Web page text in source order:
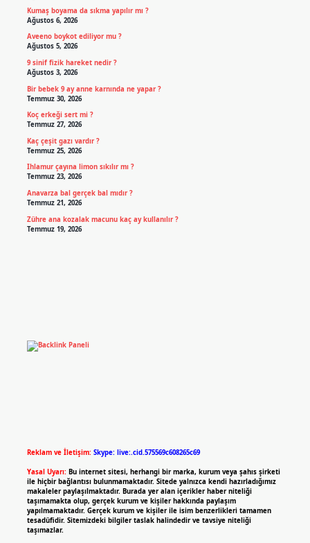
Kumaş boyama da sıkma yapılır mı ?
Ağustos 6, 2026
Aveeno boykot ediliyor mu ?
Ağustos 5, 2026
9 sinif fizik hareket nedir ?
Ağustos 3, 2026
Bir bebek 9 ay anne karnında ne yapar ?
Temmuz 30, 2026
Koç erkeği sert mi ?
Temmuz 27, 2026
Kaç çeşit gazı vardır ?
Temmuz 25, 2026
Ihlamur çayına limon sıkılır mı ?
Temmuz 23, 2026
Anavarza bal gerçek bal mıdır ?
Temmuz 21, 2026
Zühre ana kozalak macunu kaç ay kullanılır ?
Temmuz 19, 2026
Reklam ve İletişim: Skype: live:.cid.575569c608265c69
Yasal Uyarı: Bu internet sitesi, herhangi bir marka, kurum veya şahıs şirketi
ile hiçbir bağlantısı bulunmamaktadır. Sitede yalnızca kendi hazırladığımız
makaleler paylaşılmaktadır. Burada yer alan içerikler haber niteliği
taşımamakta olup, gerçek kurum ve kişiler hakkında paylaşım
yapılmamaktadır. Gerçek kurum ve kişiler ile isim benzerlikleri tamamen
tesadüfidir. Sitemizdeki bilgiler taslak halindedir ve tavsiye niteliği
taşımazlar.